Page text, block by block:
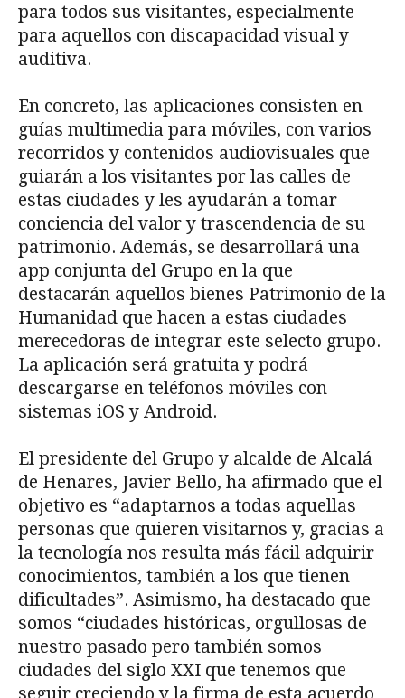
para todos sus visitantes, especialmente
para aquellos con discapacidad visual y
auditiva.
En concreto, las aplicaciones consisten en
guías multimedia para móviles, con varios
recorridos y contenidos audiovisuales que
guiarán a los visitantes por las calles de
estas ciudades y les ayudarán a tomar
conciencia del valor y trascendencia de su
patrimonio. Además, se desarrollará una
app conjunta del Grupo en la que
destacarán aquellos bienes Patrimonio de la
Humanidad que hacen a estas ciudades
merecedoras de integrar este selecto grupo.
La aplicación será gratuita y podrá
descargarse en teléfonos móviles con
sistemas iOS y Android.
El presidente del Grupo y alcalde de Alcalá
de Henares, Javier Bello, ha afirmado que el
objetivo es “adaptarnos a todas aquellas
personas que quieren visitarnos y, gracias a
la tecnología nos resulta más fácil adquirir
conocimientos, también a los que tienen
dificultades”. Asimismo, ha destacado que
somos “ciudades históricas, orgullosas de
nuestro pasado pero también somos
ciudades del siglo XXI que tenemos que
seguir creciendo y la firma de esta acuerdo